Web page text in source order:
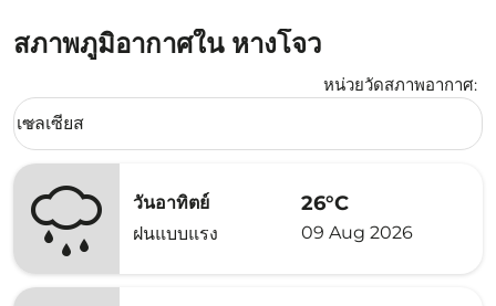
สภาพภูมิอากาศใน หางโจว
หน่วยวัดสภาพอากาศ:
Weather unit option เซลเซียส Selected
เซลเซียส
keyboard_arrow_down
วันอาทิตย์
ฝนแบบแรง
26°C
09 Aug 2026